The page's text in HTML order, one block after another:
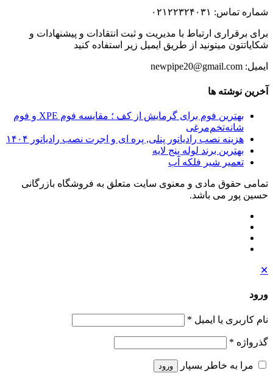
شماره تماس: ۰۲۱۲۲۳۲۴۰۳۱
برای برقراری ارتباط با مدیریت و ثبت انتقادات و پیشنهادات و
شکایاتتون میتونید از طریق ایمیل زیر استفاده کنید
ایمیل: newpipe20@gmail.com
آخرین نوشته ها
بهترین فوم برای گرمایش از کف ؛ مقایسه فوم XPE و فوم
شانه‌تخم‌مرغی
هزینه نصب رادیاتور پنلی, پره ای و اجرت نصب رادیاتور ۱۴۰۴
بهترین برند لوله پنج لایه
تعمیر شیر فلکه آب
تمامی حقوق مادی و معنوی سایت متعلق به فروشگاه بازرگانی
حسین پور می باشد.
✕
ورود
نام کاربری یا ایمیل *
گذرواژه *
مرا به خاطر بسپار ورود